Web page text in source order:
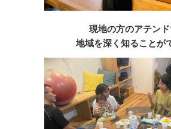
現地の方のアテン
地域を深く知ることが